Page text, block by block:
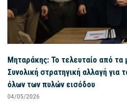
Μηταράκης: Το τελευταίο από τα
Συνολική στρατηγική αλλαγή για
όλων των πυλών εισόδου
04/05/2026